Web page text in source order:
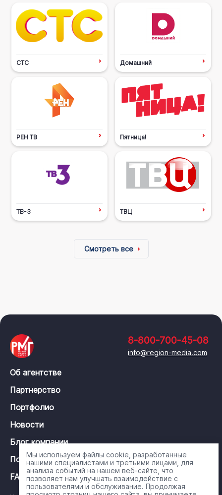
СТС Домашний
РЕН ТВ Пятница!
ТВ-3 ТВЦ
Смотреть все
8-800-700-45-08
info@region-media.com
Об агентстве
Партнерство
Портфолио
Новости
Блог компании
Политика конфиденциальности
FAQ
Мы используем файлы cookie, разработанные
нашими специалистами и третьими лицами, для
анализа событий на нашем веб-сайте, что
позволяет нам улучшать взаимодействие с
пользователями и обслуживание. Продолжая